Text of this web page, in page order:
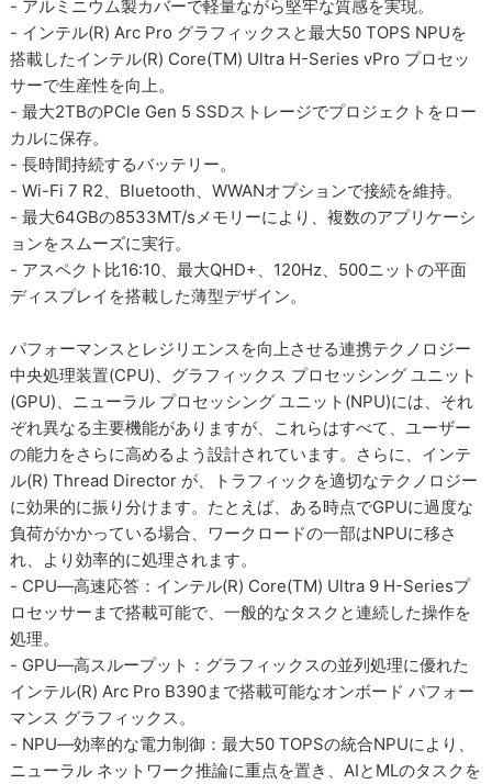
- アルミニウム製カバーで軽量ながら堅牢な質感を実現。
- インテル(R) Arc Pro グラフィックスと最大50 TOPS NPUを
搭載したインテル(R) Core(TM) Ultra H-Series vPro プロセッ
サーで生産性を向上。
- 最大2TBのPCle Gen 5 SSDストレージでプロジェクトをロー
カルに保存。
- 長時間持続するバッテリー。
- Wi-Fi 7 R2、Bluetooth、WWANオプションで接続を維持。
- 最大64GBの8533MT/sメモリーにより、複数のアプリケーシ
ョンをスムーズに実行。
- アスペクト比16:10、最大QHD+、120Hz、500ニットの平面
ディスプレイを搭載した薄型デザイン。
パフォーマンスとレジリエンスを向上させる連携テクノロジー
中央処理装置(CPU)、グラフィックス プロセッシング ユニット
(GPU)、ニューラル プロセッシング ユニット(NPU)には、それ
ぞれ異なる主要機能がありますが、これらはすべて、ユーザー
の能力をさらに高めるよう設計されています。さらに、インテ
ル(R) Thread Director が、トラフィックを適切なテクノロジー
に効果的に振り分けます。たとえば、ある時点でGPUに過度な
負荷がかかっている場合、ワークロードの一部はNPUに移さ
れ、より効率的に処理されます。
- CPU―高速応答：インテル(R) Core(TM) Ultra 9 H-Seriesプ
ロセッサーまで搭載可能で、一般的なタスクと連続した操作を
処理。
- GPU―高スループット：グラフィックスの並列処理に優れた
インテル(R) Arc Pro B390まで搭載可能なオンボード パフォー
マンス グラフィックス。
- NPU―効率的な電力制御：最大50 TOPSの統合NPUにより、
ニューラル ネットワーク推論に重点を置き、AIとMLのタスクを